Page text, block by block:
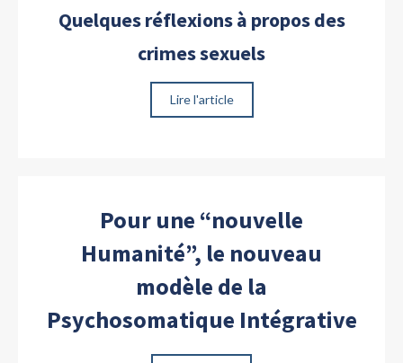
Quelques réflexions à propos des
crimes sexuels
Lire l'article
Pour une “nouvelle
Humanité”, le nouveau
modèle de la
Psychosomatique Intégrative